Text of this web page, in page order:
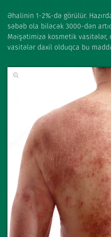
Əhalinin 1-2%-də görülür.
səbəb ola biləcək 3000-dən
Məişətimizə kosmetik vasitələr,
vasitələr daxil olduqca bu